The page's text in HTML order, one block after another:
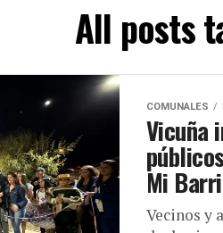
All posts
COMUNALES
Vicuña
Mi
Vecinos y